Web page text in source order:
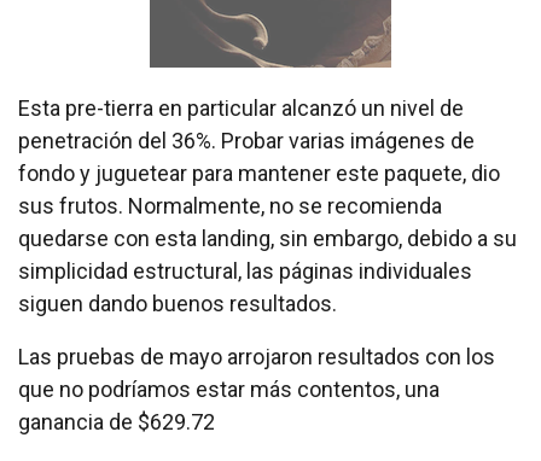
Esta pre-tierra en particular alcanzó un nivel de
penetración del 36%. Probar varias imágenes de
fondo y juguetear para mantener este paquete, dio
sus frutos. Normalmente, no se recomienda
quedarse con esta landing, sin embargo, debido a su
simplicidad estructural, las páginas individuales
siguen dando buenos resultados.
Las pruebas de mayo arrojaron resultados con los
que no podríamos estar más contentos, una
ganancia de $629.72